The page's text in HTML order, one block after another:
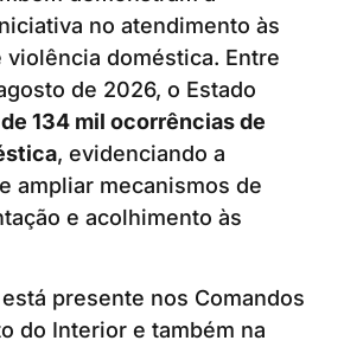
no atendimento às
doméstica. Entre
de 2026, o Estado
134 mil ocorrências de
, evidenciando a
ampliar mecanismos de
e acolhimento às
presente nos Comandos
do Interior e também na